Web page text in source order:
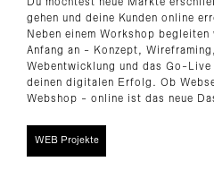
gehen und deine Kunden online
Neben einem Workshop
Anfang an - Konzept,
Webentwicklung und das Go-
deinen digitalen Erfolg. Ob
Webshop - online ist das neue
WEB Projekte